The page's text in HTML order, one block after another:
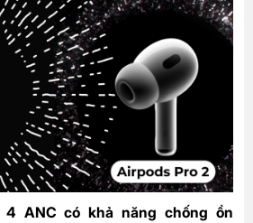
4 ANC có khả năng chống ồn